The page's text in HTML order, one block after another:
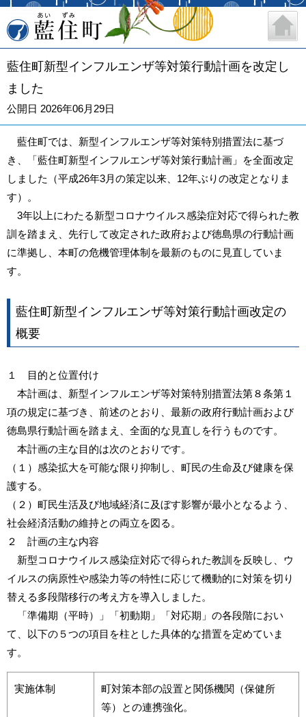
藍住町
藍住町新型インフルエンザ等対策行動計画を改定し
ました
公開日 2026年06月29日
藍住町では、新型インフルエンザ等対策特別措置法に基づ
き、「藍住町新型インフルエンザ等対策行動計画」を全面改定
しました（平成26年3月の策定以来、12年ぶりの改定となりま
す）。
3年以上にわたる新型コロナウイルス感染症対応で得られた教
訓を踏まえ、先行して改定された政府および徳島県の行動計画
に準拠し、本町の危機管理体制を最新のものに見直していま
す。
藍住町新型インフルエンザ等対策行動計画改定の
概要
１ 目的と位置付け
本計画は、新型インフルエンザ等対策特別措置法第８条第１
項の規定に基づき、前述のとおり、最新の政府行動計画および
徳島県行動計画を踏まえ、全面的な見直しを行うものです。
本計画の主な目的は次のとおりです。
（１）感染拡大を可能な限り抑制し、町民の生命及び健康を保
護する。
（２）町民生活及び地域経済に及ぼす影響が最小となるよう、
社会経済活動の維持との両立を図る。
２ 計画の主な内容
新型コロナウイルス感染症対応で得られた教訓を反映し、ウ
イルスの病原性や感染力等の特性に応じて機動的に対策を切り
替える多段階移行の考え方を導入しました。
「準備期（平時）」「初動期」「対応期」の各段階におい
て、以下の５つの項目を柱とした具体的な措置を定めていま
す。
実施体制
町対策本部の設置と関係機関（保健所
等）との連携強化。